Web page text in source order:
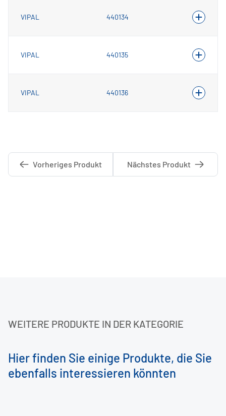
VIPAL 440134
VIPAL 440135
VIPAL 440136
Vorheriges Produkt Nächstes Produkt
WEITERE PRODUKTE IN DER KATEGORIE
Hier finden Sie einige Produkte, die Sie
ebenfalls interessieren könnten